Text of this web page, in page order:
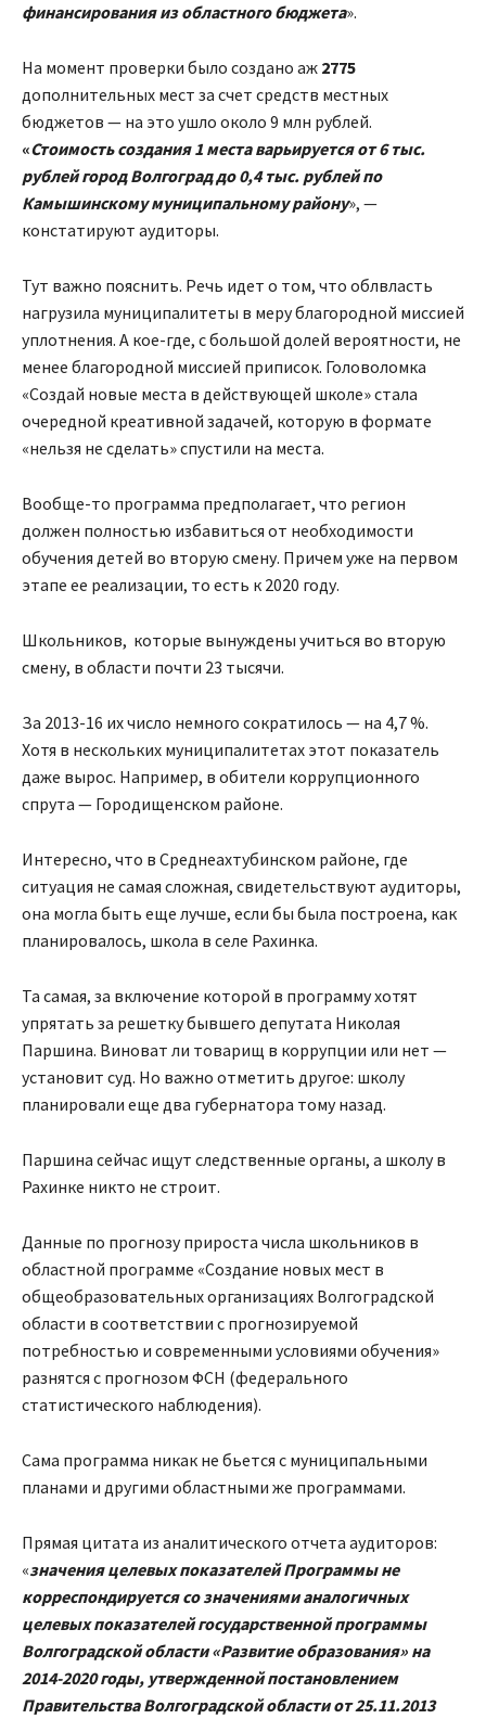
финансирования из областного бюджета».
На момент проверки было создано аж 2775
дополнительных мест за счет средств местных
бюджетов — на это ушло около 9 млн рублей.
«Стоимость создания 1 места варьируется от 6 тыс.
рублей город Волгоград до 0,4 тыс. рублей по
Камышинскому муниципальному району», —
констатируют аудиторы.
Тут важно пояснить. Речь идет о том, что облвласть
нагрузила муниципалитеты в меру благородной миссией
уплотнения. А кое-где, с большой долей вероятности, не
менее благородной миссией приписок. Головоломка
«Создай новые места в действующей школе» стала
очередной креативной задачей, которую в формате
«нельзя не сделать» спустили на места.
Вообще-то программа предполагает, что регион
должен полностью избавиться от необходимости
обучения детей во вторую смену. Причем уже на первом
этапе ее реализации, то есть к 2020 году.
Школьников, которые вынуждены учиться во вторую
смену, в области почти 23 тысячи.
За 2013-16 их число немного сократилось — на 4,7 %.
Хотя в нескольких муниципалитетах этот показатель
даже вырос. Например, в обители коррупционного
спрута — Городищенском районе.
Интересно, что в Среднеахтубинском районе, где
ситуация не самая сложная, свидетельствуют аудиторы,
она могла быть еще лучше, если бы была построена, как
планировалось, школа в селе Рахинка.
Та самая, за включение которой в программу хотят
упрятать за решетку бывшего депутата Николая
Паршина. Виноват ли товарищ в коррупции или нет —
установит суд. Но важно отметить другое: школу
планировали еще два губернатора тому назад.
Паршина сейчас ищут следственные органы, а школу в
Рахинке никто не строит.
Данные по прогнозу прироста числа школьников в
областной программе «Создание новых мест в
общеобразовательных организациях Волгоградской
области в соответствии с прогнозируемой
потребностью и современными условиями обучения»
разнятся с прогнозом ФСН (федерального
статистического наблюдения).
Сама программа никак не бьется с муниципальными
планами и другими областными же программами.
Прямая цитата из аналитического отчета аудиторов:
«значения целевых показателей Программы не
корреспондируется со значениями аналогичных
целевых показателей государственной программы
Волгоградской области «Развитие образования» на
2014-2020 годы, утвержденной постановлением
Правительства Волгоградской области от 25.11.2013